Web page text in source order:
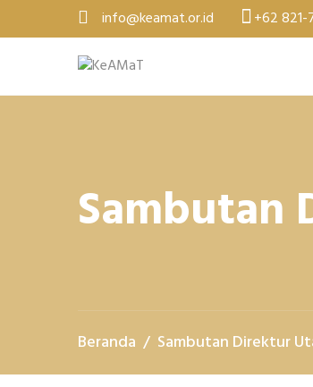
info@keamat.or.id +62
Sambutan
Beranda Sambutan Direktur